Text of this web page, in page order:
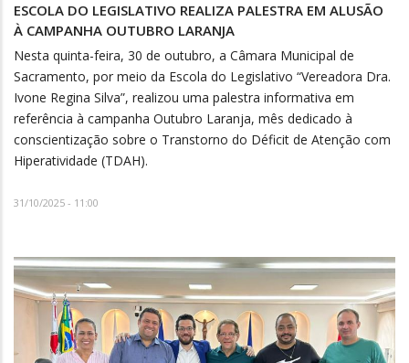
ESCOLA DO LEGISLATIVO REALIZA PALESTRA EM ALUSÃO
À CAMPANHA OUTUBRO LARANJA
Nesta quinta-feira, 30 de outubro, a Câmara Municipal de
Sacramento, por meio da Escola do Legislativo “Vereadora Dra.
Ivone Regina Silva”, realizou uma palestra informativa em
referência à campanha Outubro Laranja, mês dedicado à
conscientização sobre o Transtorno do Déficit de Atenção com
Hiperatividade (TDAH).
31/10/2025 - 11:00